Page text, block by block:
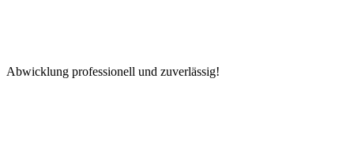
Abwicklung professionell und zuverlässig!